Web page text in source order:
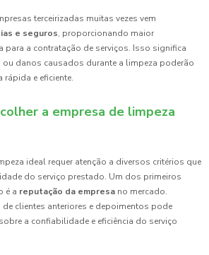
terceirizadas muitas vezes vem
e seguros, proporcionando maior
para a contratação de serviços. Isso significa
ou danos causados durante a limpeza poderão
rápida e eficiente.
a empresa de limpeza
ideal requer atenção a diversos critérios que
do serviço prestado. Um dos primeiros
é a reputação da empresa no mercado.
clientes anteriores e depoimentos pode
a confiabilidade e eficiência do serviço